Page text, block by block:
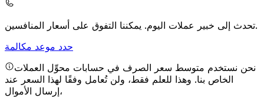
تحدث إلى خبير عملات اليوم.يمكننا التفوق على أسعار المنافسين.
حدد موعد مكالمة
نحن نستخدم متوسط سعر الصرف في حسابات محوِّل العملات
الخاص بنا. وهذا للعلم فقط، ولن تُعامل وفقًا لهذا السعر عند
إرسال الأموال،